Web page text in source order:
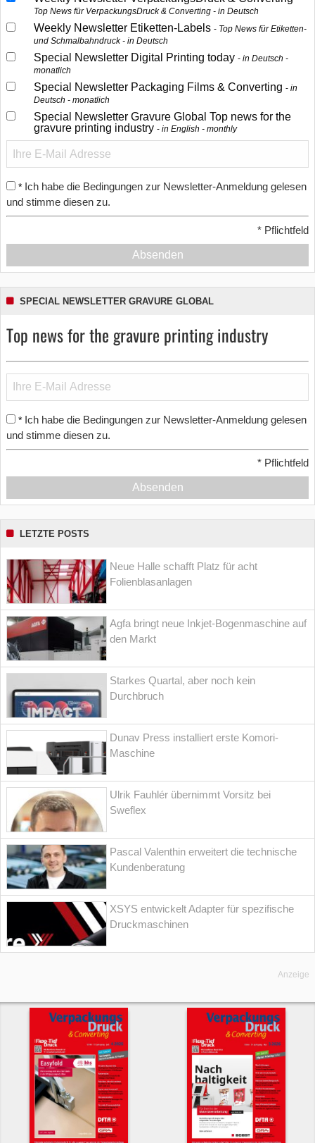
Top News für VerpackungsDruck & Converting - in Deutsch
Weekly Newsletter Etiketten-Labels
Top News für Etiketten-
und Schmalbahndruck - in Deutsch
Special Newsletter Digital Printing today
in Deutsch -
monatlich
Special Newsletter Packaging Films & Converting
in
Deutsch - monatlich
Special Newsletter Gravure Global Top news for the
gravure printing industry
in English - monthly
* Ich habe die Bedingungen zur Newsletter-Anmeldung gelesen
und stimme diesen zu.
* Pflichtfeld
Absenden
SPECIAL NEWSLETTER GRAVURE GLOBAL
Top news for the gravure printing industry
* Ich habe die Bedingungen zur Newsletter-Anmeldung gelesen
und stimme diesen zu.
* Pflichtfeld
Absenden
LETZTE POSTS
Neue Halle schafft Platz für acht
Folienblasanlagen
Agfa bringt neue Inkjet-Bogenmaschine auf
den Markt
Starkes Quartal, aber noch kein
Durchbruch
Dunav Press installiert erste Komori-
Maschine
Ulrik Fauhlér übernimmt Vorsitz bei
Sweflex
Pascal Valenthin erweitert die technische
Kundenberatung
XSYS entwickelt Adapter für spezifische
Druckmaschinen
Anzeige